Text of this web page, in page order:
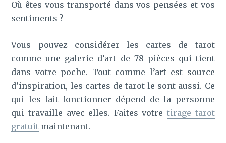
Où êtes-vous transporté dans vos pensées et vos
sentiments ?
Vous pouvez considérer les cartes de tarot
comme une galerie d’art de 78 pièces qui tient
dans votre poche. Tout comme l’art est source
d’inspiration, les cartes de tarot le sont aussi. Ce
qui les fait fonctionner dépend de la personne
qui travaille avec elles. Faites votretirage tarot
gratuit maintenant.